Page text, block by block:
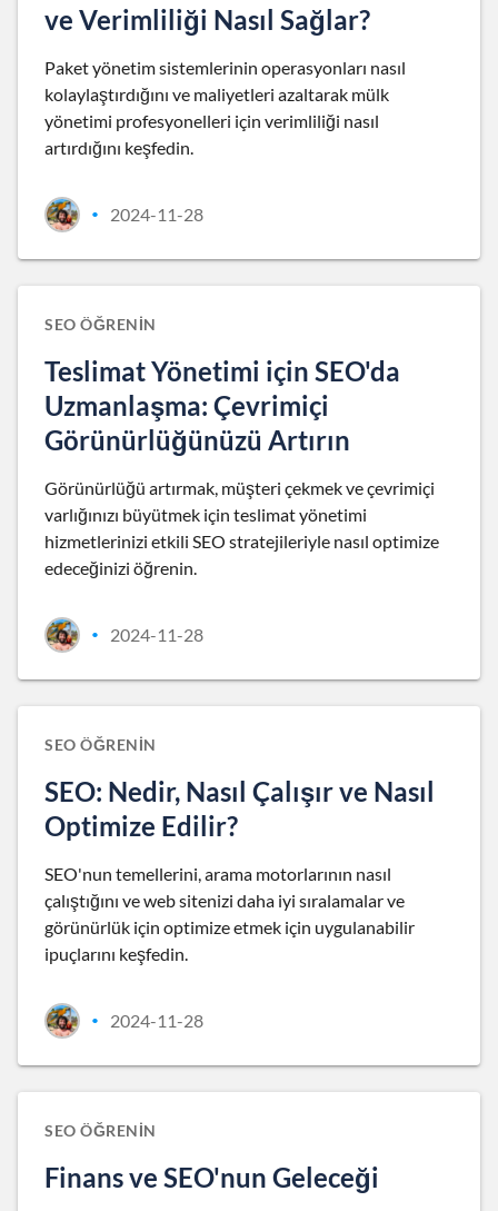
ve Verimliliği Nasıl Sağlar?
Paket yönetim sistemlerinin operasyonları nasıl
kolaylaştırdığını ve maliyetleri azaltarak mülk
yönetimi profesyonelleri için verimliliği nasıl
artırdığını keşfedin.
• 2024-11-28
SEO ÖĞRENIN
Teslimat Yönetimi için SEO'da
Uzmanlaşma: Çevrimiçi
Görünürlüğünüzü Artırın
Görünürlüğü artırmak, müşteri çekmek ve çevrimiçi
varlığınızı büyütmek için teslimat yönetimi
hizmetlerinizi etkili SEO stratejileriyle nasıl optimize
edeceğinizi öğrenin.
• 2024-11-28
SEO ÖĞRENIN
SEO: Nedir, Nasıl Çalışır ve Nasıl
Optimize Edilir?
SEO'nun temellerini, arama motorlarının nasıl
çalıştığını ve web sitenizi daha iyi sıralamalar ve
görünürlük için optimize etmek için uygulanabilir
ipuçlarını keşfedin.
• 2024-11-28
SEO ÖĞRENIN
Finans ve SEO'nun Geleceği